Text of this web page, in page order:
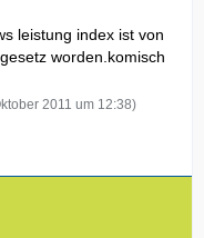
leistung index ist von
worden.komisch
2011 um 12:38)